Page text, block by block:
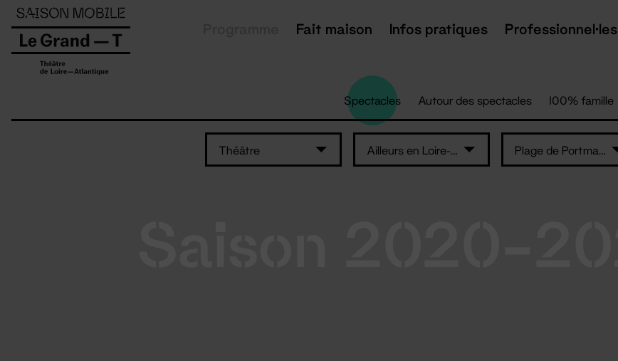
Fait maison Infos pratiques Professionnel·les
Spectacles Autour des spectacles 100% famille
Théâtre Ailleurs en Loire-Atlantique Plage de Portmain - Pornic
Panneau de gestion des cookies